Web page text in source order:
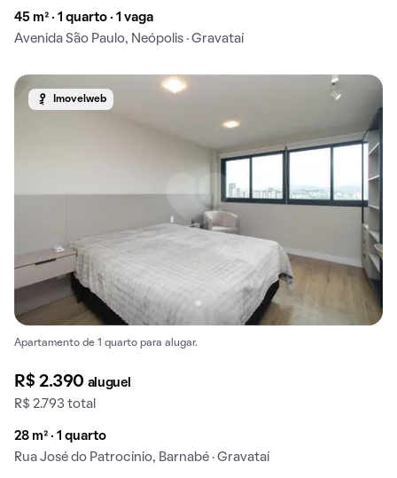
45 m² · 1 quarto · 1 vaga
Avenida São Paulo, Neópolis · Gravataí
Imovelweb
Apartamento de 1 quarto para alugar.
R$ 2.390 aluguel
R$ 2.793 total
28 m² · 1 quarto
Rua José do Patrocínio, Barnabé · Gravataí